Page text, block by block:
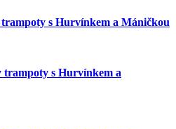
s Hurvínkem a Máničkou
trampoty s Hurvínkem a